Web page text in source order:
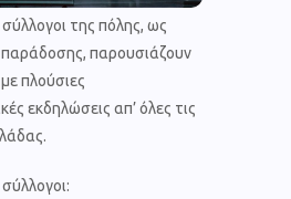
της πόλης, ως
παράδοσης, παρουσιάζουν
πλούσιες
εκδηλώσεις απ’ όλες τις